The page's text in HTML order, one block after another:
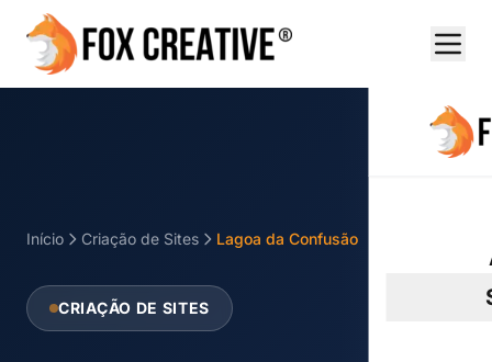
Início Criação de Sites Lagoa da Confusão
CRIAÇÃO DE SITES